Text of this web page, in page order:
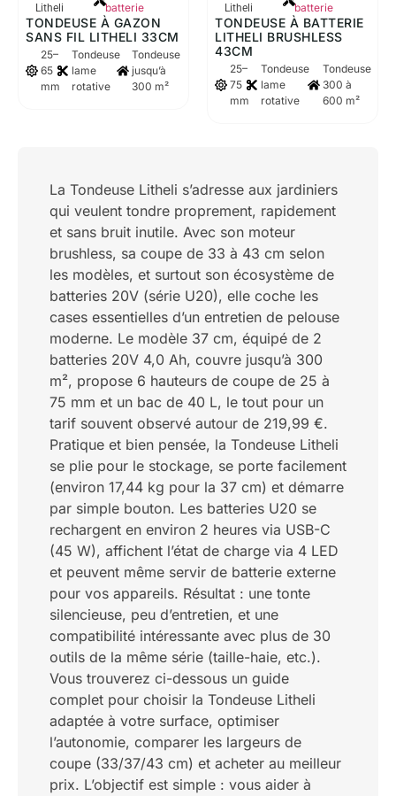
Litheli
batterie
TONDEUSE À GAZON
SANS FIL LITHELI 33CM
25–
65
mm
Tondeuse
lame
rotative
Tondeuse
jusqu’à
300 m²
Litheli
batterie
TONDEUSE À BATTERIE
LITHELI BRUSHLESS
43CM
25–
75
mm
Tondeuse
lame
rotative
Tondeuse
300 à
600 m²
La Tondeuse Litheli s’adresse aux jardiniers
qui veulent tondre proprement, rapidement
et sans bruit inutile. Avec son moteur
brushless, sa coupe de 33 à 43 cm selon
les modèles, et surtout son écosystème de
batteries 20V (série U20), elle coche les
cases essentielles d’un entretien de pelouse
moderne. Le modèle 37 cm, équipé de 2
batteries 20V 4,0 Ah, couvre jusqu’à 300
m², propose 6 hauteurs de coupe de 25 à
75 mm et un bac de 40 L, le tout pour un
tarif souvent observé autour de 219,99 €.
Pratique et bien pensée, la Tondeuse Litheli
se plie pour le stockage, se porte facilement
(environ 17,44 kg pour la 37 cm) et démarre
par simple bouton. Les batteries U20 se
rechargent en environ 2 heures via USB-C
(45 W), affichent l’état de charge via 4 LED
et peuvent même servir de batterie externe
pour vos appareils. Résultat : une tonte
silencieuse, peu d’entretien, et une
compatibilité intéressante avec plus de 30
outils de la même série (taille-haie, etc.).
Vous trouverez ci-dessous un guide
complet pour choisir la Tondeuse Litheli
adaptée à votre surface, optimiser
l’autonomie, comparer les largeurs de
coupe (33/37/43 cm) et acheter au meilleur
prix. L’objectif est simple : vous aider à